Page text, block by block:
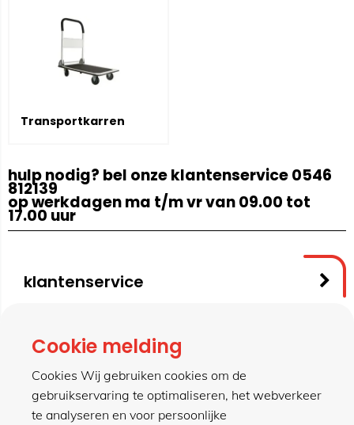
Transportkarren
hulp nodig? bel onze klantenservice 0546
812139
op werkdagen ma t/m vr van 09.00 tot
17.00 uur
klantenservice
contact
meer van hillen
Cookie melding
Cookies Wij gebruiken cookies om de
gebruikservaring te optimaliseren, het webverkeer
te analyseren en voor persoonlijke